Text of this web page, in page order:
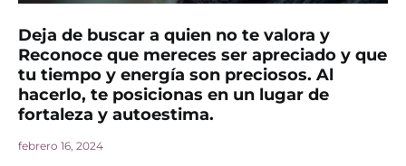
Deja de buscar a quien no te valora y
Reconoce que mereces ser apreciado y que
tu tiempo y energía son preciosos. Al
hacerlo, te posicionas en un lugar de
fortaleza y autoestima.
febrero 16, 2024